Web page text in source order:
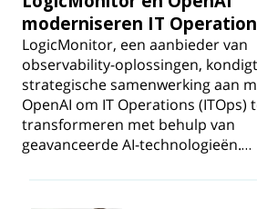
moderniseren IT
LogicMonitor, een aanbieder van
observability-oplossingen,
strategische samenwerking aan
OpenAI om IT Operations (ITOps)
transformeren met behulp van
geavanceerde AI-technologieën.…